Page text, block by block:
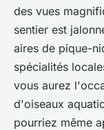
des vues
sentier est
aires de pique-
spécialités
vous aurez
d'oiseaux
pourriez même